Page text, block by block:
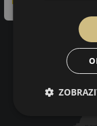
Online